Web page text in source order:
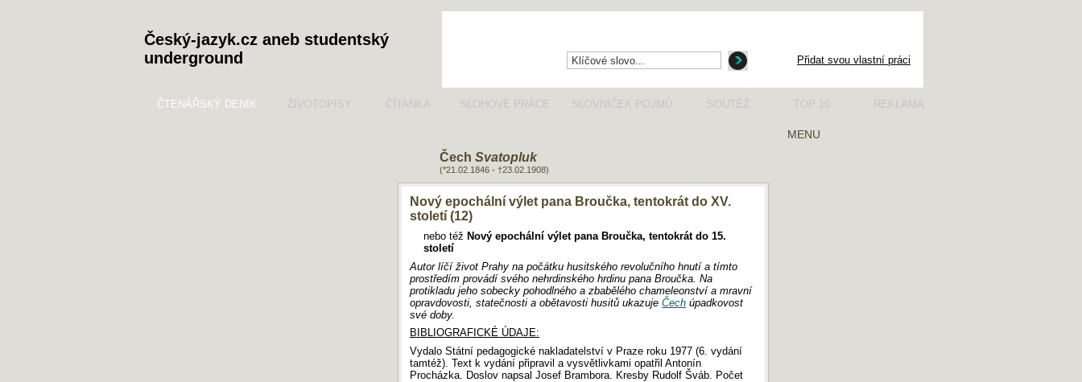
Český-jazyk.cz aneb studentský
underground
Přidat svou vlastní práci
ČTENÁŘSKÝ DENÍK ŽIVOTOPISY ČÍTANKA SLOHOVÉ PRÁCE SLOVNÍČEK POJMŮ SOUTĚŽ TOP 10 REKLAMA
MENU
Čech Svatopluk
(*21.02.1846 - †23.02.1908)
Nový epochální výlet pana Broučka, tentokrát do XV.
století (12)
nebo též Nový epochální výlet pana Broučka, tentokrát do 15.
století
Autor líčí život Prahy na počátku husitského revolučního hnutí a tímto
prostředím provádí svého nehrdinského hrdinu pana Broučka. Na
protikladu jeho sobecky pohodlného a zbabělého chameleonství a mravní
opravdovosti, statečnosti a obětavosti husitů ukazuje Čech úpadkovost
své doby.
BIBLIOGRAFICKÉ ÚDAJE:
Vydalo Státní pedagogické nakladatelství v Praze roku 1977 (6. vydání
tamtéž). Text k vydání připravil a vysvětlivkami opatřil Antonín
Procházka. Doslov napsal Josef Brambora. Kresby Rudolf Šváb. Počet